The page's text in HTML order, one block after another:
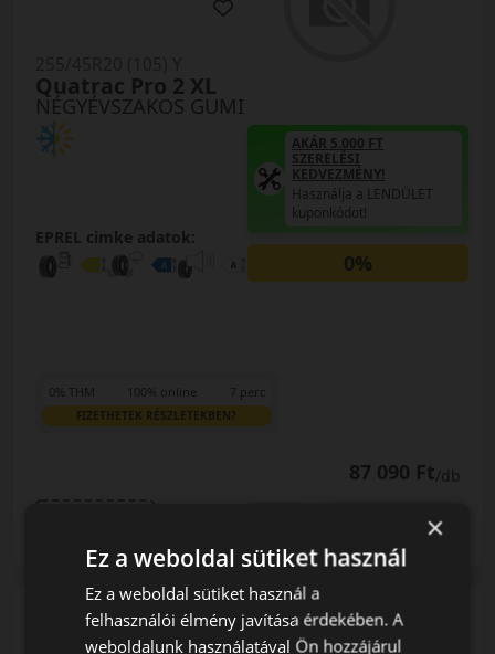
NÉGYÉVSZAKOS GUMI
Quatrac Pro 2 XL
EPREL cimke adatok:
AKÁR 5.000 FT
SZERELÉSI
KEDVEZMÉNY!
Használja a LENDÜLET
kuponkódot!
0%
0% THM 100% online 7 perc
FIZETHETEK RÉSZLETEKBEN?
87 090 Ft/db
0 értékelés
×
Ez a weboldal sütiket használ
Ez a weboldal sütiket használ a
felhasználói élmény javítása érdekében. A
weboldalunk használatával Ön hozzájárul